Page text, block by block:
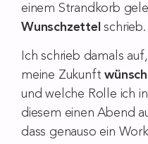
einem Strandkorb
Wunschzettel schrieb.
Ich schrieb damals
meine Zukunft
und welche Rolle ich
diesem einen Abend
dass genauso ein